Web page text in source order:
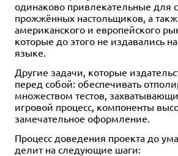
одинаково привлекательные для
прожжённых настольщиков, а
американского и европейского
которые до этого не издавались
языке.
Другие задачи, которые
перед собой: обеспечивать
множеством тестов,
игровой процесс, компоненты
замечательное оформление.
Процесс доведения проекта до
делит на следующие шаги: